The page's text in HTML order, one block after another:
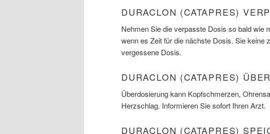
DURACLON (CATAPRES)
Nehmen Sie die verpasste Dosis so bald wie
wenn es Zeit für die nächste Dosis. Sie keine
vergessene Dosis.
DURACLON (CATAPRES)
Überdosierung kann Kopfschmerzen,
Herzschlag. Informieren Sie sofort Ihren Arzt.
DURACLON (CATAPRES)